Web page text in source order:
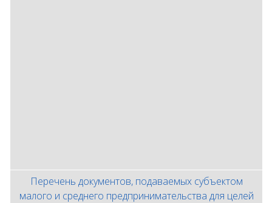
Перечень документов, подаваемых субъектом
малого и среднего предпринимательства для целей